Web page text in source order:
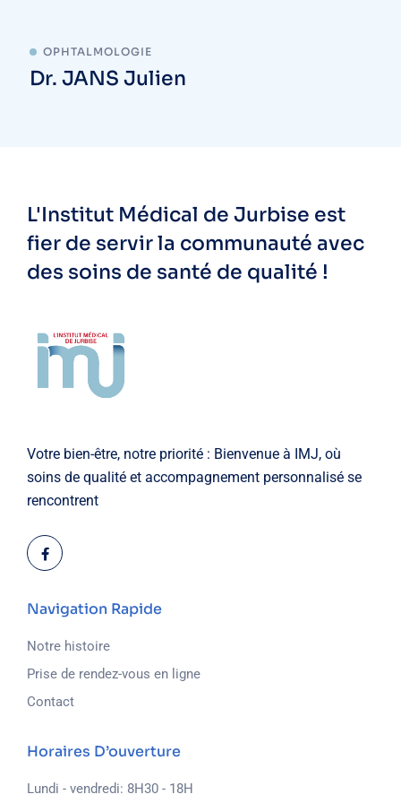
OPHTALMOLOGIE
Dr. JANS Julien
L'Institut Médical de Jurbise est
fier de servir la communauté avec
des soins de santé de qualité !
Votre bien-être, notre priorité : Bienvenue à IMJ, où
soins de qualité et accompagnement personnalisé se
rencontrent
Navigation Rapide
Notre histoire
Prise de rendez-vous en ligne
Contact
Horaires D’ouverture
Lundi - vendredi: 8H30 - 18H